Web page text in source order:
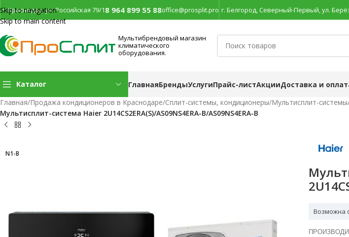
Skip to navigation
Skip to main content
г. Краснодар, ул. Российская 79/18 964 899 55 88office@prosplit.pro г. Белгород, Северный-Первый, ул.
Мультибрендовый магазин
климатического
оборудования.
Каталог ГлавнаяБрендыУслугиПрайс-листАкцииДоставка и
Главная/Продажа кондиционеров в Краснодаре/Сплит-системы, кондиционеры/Мультисплит-системы
Мультисплит-система Haier 2U14CS2ERA(S)/AS09NS4ERA-B/AS09NS4ERA-B
N1-B
Возможна